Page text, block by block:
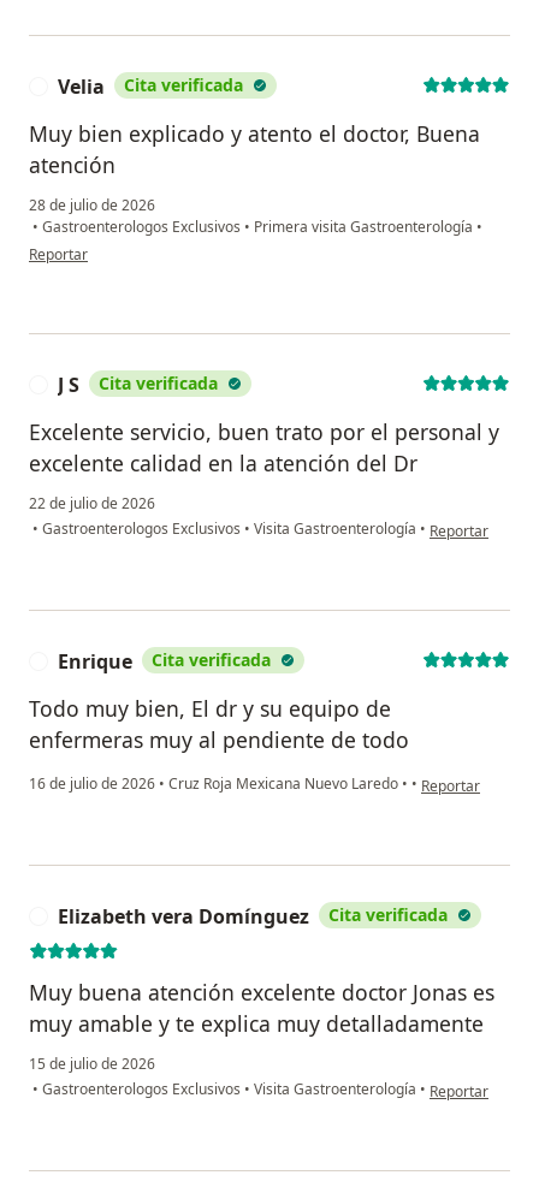
Velia Cita verificada
Muy bien explicado y atento el doctor, Buena
atención
28 de julio de 2026
• Gastroenterologos Exclusivos • Primera visita Gastroenterología •
en opinión del usuario Velia
Reportar
J S Cita verificada
Excelente servicio, buen trato por el personal y
excelente calidad en la atención del Dr
22 de julio de 2026
• Gastroenterologos Exclusivos • Visita Gastroenterología • en opinión del
Reportar
Enrique Cita verificada
Todo muy bien, El dr y su equipo de
enfermeras muy al pendiente de todo
16 de julio de 2026 • Cruz Roja Mexicana Nuevo Laredo • • en opinión del
Reportar
Elizabeth vera Domínguez Cita verificada
Muy buena atención excelente doctor Jonas es
muy amable y te explica muy detalladamente
15 de julio de 2026
• Gastroenterologos Exclusivos • Visita Gastroenterología • en opinión del
Reportar